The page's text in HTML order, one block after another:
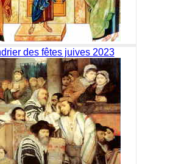
des fêtes juives 2023